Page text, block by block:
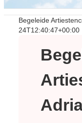
Begeleide
24T12:40:47+00:00